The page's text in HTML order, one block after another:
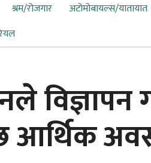
श्रम/रोजगार अटोमोबायल्स/यातायात
आर्थिक